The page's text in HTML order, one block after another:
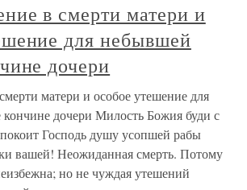
в смерти матери и
для небывшей
дочери
матери и особое утешение для
дочери Милость Божия буди с
Господь душу усопшей рабы
вашей! Неожиданная смерть. Потому
но не чуждая утешений